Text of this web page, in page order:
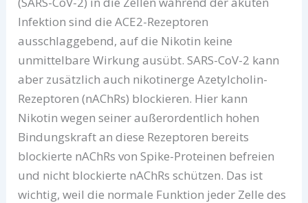
Infektion sind die ACE2-Rezeptoren
ausschlaggebend, auf die Nikotin keine
unmittelbare Wirkung ausübt. SARS-CoV-2 kann
aber zusätzlich auch nikotinerge Azetylcholin-
Rezeptoren (nAChRs) blockieren. Hier kann
Nikotin wegen seiner außerordentlich hohen
Bindungskraft an diese Rezeptoren bereits
blockierte nAChRs von Spike-Proteinen befreien
und nicht blockierte nAChRs schützen. Das ist
wichtig, weil die normale Funktion jeder Zelle des